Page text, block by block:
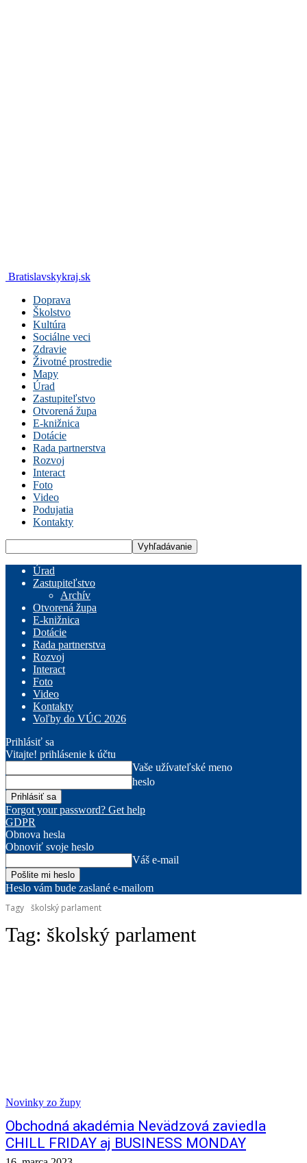
Bratislavskykraj.sk
Doprava
Školstvo
Kultúra
Sociálne veci
Zdravie
Životné prostredie
Mapy
Úrad
Zastupiteľstvo
Otvorená župa
E-knižnica
Dotácie
Rada partnerstva
Rozvoj
Interact
Foto
Video
Podujatia
Kontakty
Úrad
Zastupiteľstvo
Archív
Otvorená župa
E-knižnica
Dotácie
Rada partnerstva
Rozvoj
Interact
Foto
Video
Kontakty
Voľby do VÚC 2026
Prihlásiť sa
Vitajte! prihlásenie k účtu
Vaše užívateľské meno
heslo
Forgot your password? Get help
GDPR
Obnova hesla
Obnoviť svoje heslo
Váš e-mail
Heslo vám bude zaslané e-mailom
Tagy školský parlament
Tag: školský parlament
Novinky zo župy
Obchodná akadémia Nevädzová zaviedla
CHILL FRIDAY aj BUSINESS MONDAY